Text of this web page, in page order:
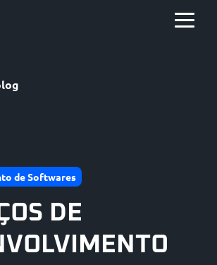
de Softwares
DE